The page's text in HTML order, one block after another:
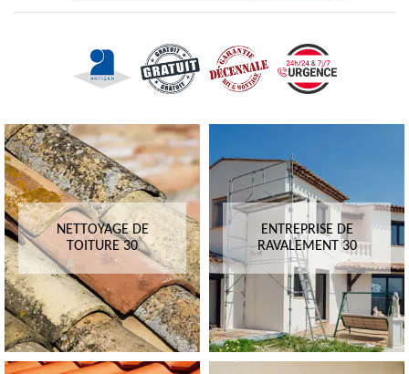
NETTOYAGE DE
TOITURE 30
ENTREPRISE DE
RAVALEMENT 30